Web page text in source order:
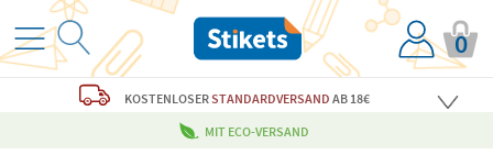
0
KOSTENLOSERSTANDARDVERSAND AB 18€
MIT ECO-VERSAND